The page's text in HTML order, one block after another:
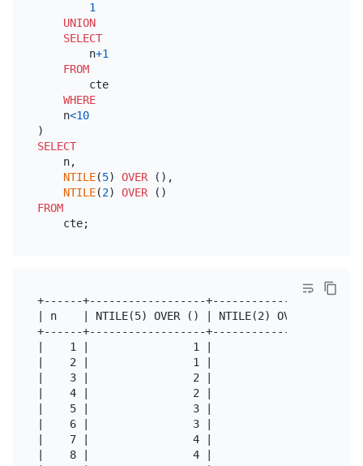
1
UNION
SELECT
        n
+1
FROM
        cte
WHERE
    n
<10
SELECT
    n,
NTILE(5) OVER (),
NTILE(2) OVER
FROM
+------+------------------+------------------+
| n    | NTILE(5) OVER () | NTILE(2) OVER () |
+------+------------------+------------------+
|    1 |                1 |                1 |
|    2 |                1 |                1 |
|    3 |                2 |                1 |
|    4 |                2 |                1 |
|    5 |                3 |                1 |
|    6 |                3 |                2 |
|    7 |                4 |                2 |
|    8 |                4 |                2 |